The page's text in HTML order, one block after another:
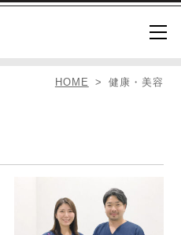
HOME 健康・美容